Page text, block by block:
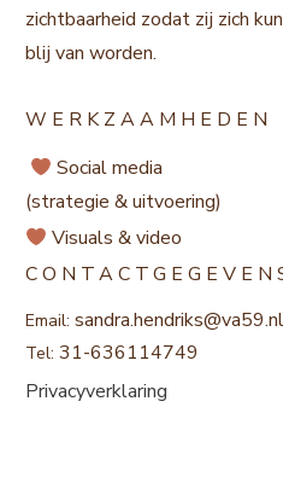
zichtbaarheid zodat zij zich
blij van worden.
WERKZAAMHEDEN
Social media
(strategie & uitvoering)
Visuals & video
Email: sandra.hendriks@va59.nl
Tel: 31-636114749
Privacyverklaring